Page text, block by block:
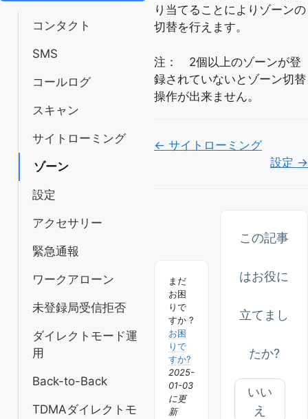
コンタクト
SMS
コールログ
スキャン
サイトローミング
ゾーン
設定
アクセサリー
緊急通報
ワークアローン
未登録局受信拒否
ダイレクトモード運
用
Back-to-Back
TDMAダイレクトモ
り当てることによりゾーンの
切替を行えます。
注： 2個以上のゾーンが登
録されていないとゾーン切替
操作が出来ません。
Doc
ョ
ン
← サイトローミング
設定 →
まだ
お困
りで
すか ?
お困
りで
すか?
2025-
01-03
に更
新
この記事
はお役に
立てまし
たか?
いい
え